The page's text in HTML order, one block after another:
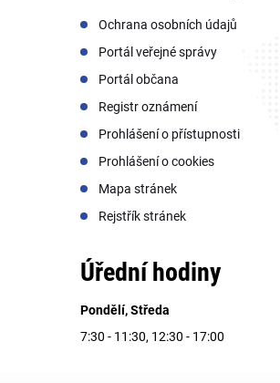
Ochrana osobních údajů
Portál veřejné správy
Portál občana
Registr oznámení
Prohlášení o přístupnosti
Prohlášení o cookies
Mapa stránek
Rejstřík stránek
Úřední hodiny
Pondělí, Středa
7:30 - 11:30, 12:30 - 17:00